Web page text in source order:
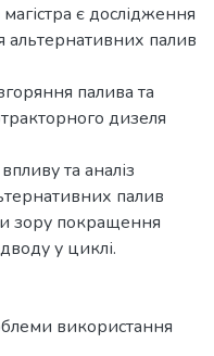
є дослідження
альтернативних палив
палива та
дизеля
та аналіз
палив
зору покращення
у циклі.
використання